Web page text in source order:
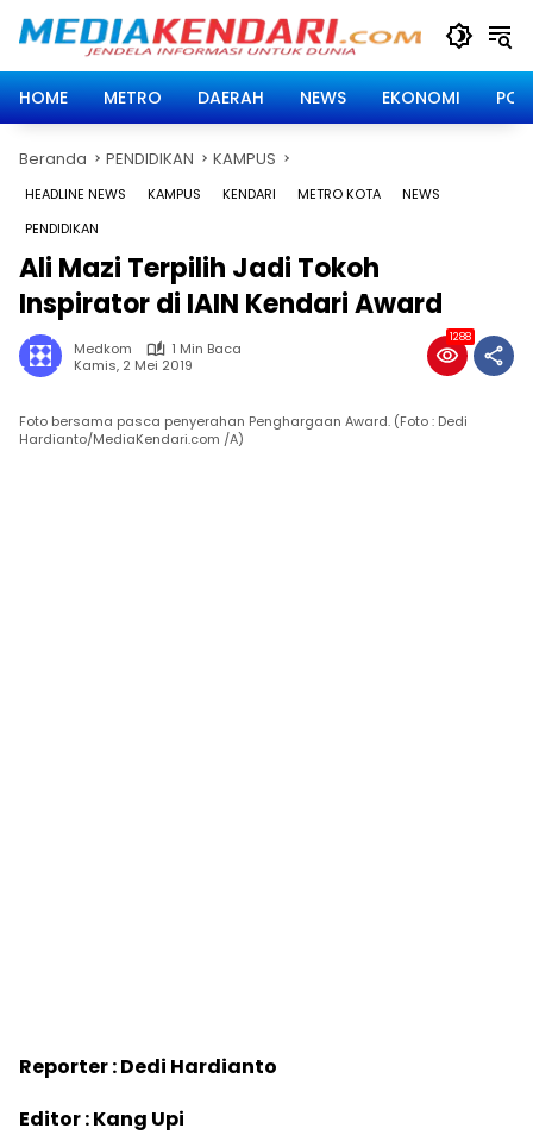
HOME
METRO DAERAH NEWS EKONOMI
Beranda PENDIDIKAN KAMPUS
HEADLINE NEWS KAMPUS KENDARI METRO KOTA
NEWS
PENDIDIKAN
Ali Mazi Terpilih Jadi Tokoh
Inspirator di IAIN Kendari Award
Medkom
1 Min Baca
Kamis, 2 Mei 2019
1288
Foto bersama pasca penyerahan Penghargaan Award. (Foto : Dedi
Hardianto/MediaKendari.com /A)
Reporter : Dedi Hardianto
Editor : Kang Upi